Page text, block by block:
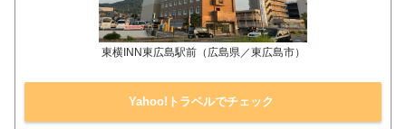
東横INN東広島駅前（広島県／東広島市）
Yahoo!トラベルでチェック